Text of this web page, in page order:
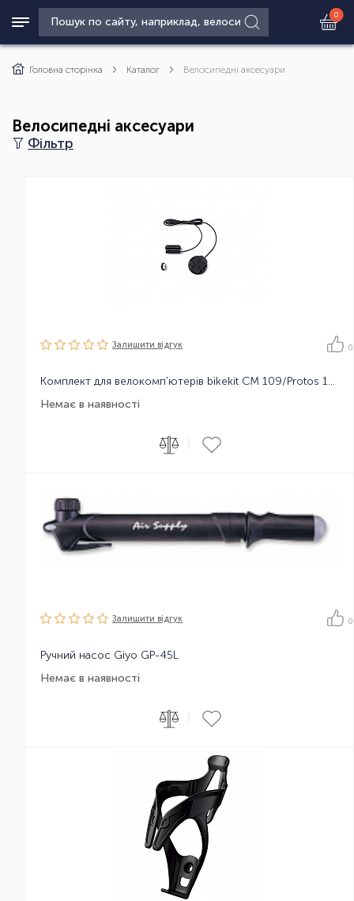
0
Головна сторінка Каталог Велосипедні аксесуари
Велосипедні аксесуари
Фільтр
Залишити вiдгук 0
Комплект для велокомп'ютерів bikekit CM 109/Protos 105/113
Немає в наявності
Залишити вiдгук 0
Ручний насос Giyo GP-45L
Немає в наявності